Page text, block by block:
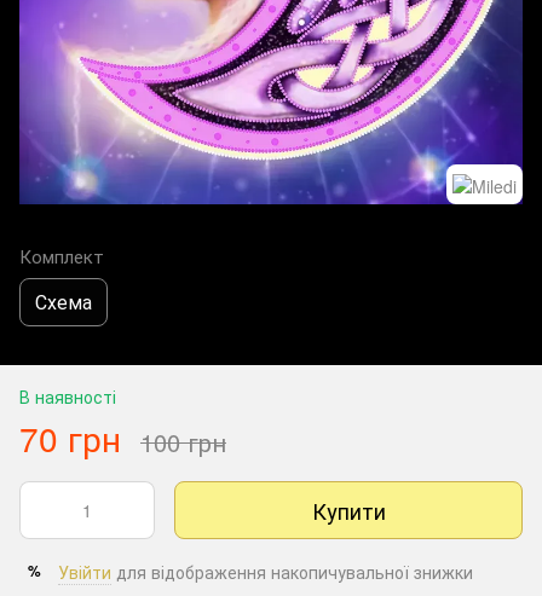
Комплект
Схема
В наявності
70 грн 100 грн
Купити
% Увійти для відображення накопичувальної знижки